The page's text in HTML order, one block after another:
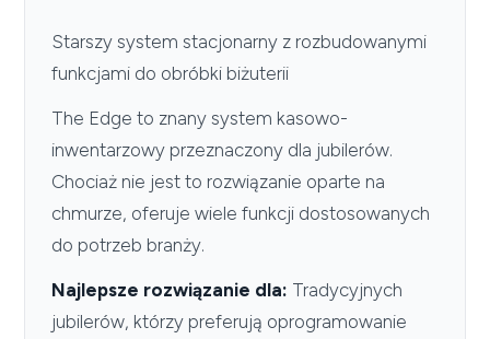
Starszy system stacjonarny z rozbudowanymi
funkcjami do obróbki biżuterii
The Edge to znany system kasowo-
inwentarzowy przeznaczony dla jubilerów.
Chociaż nie jest to rozwiązanie oparte na
chmurze, oferuje wiele funkcji dostosowanych
do potrzeb branży.
Najlepsze rozwiązanie dla: Tradycyjnych
jubilerów, którzy preferują oprogramowanie